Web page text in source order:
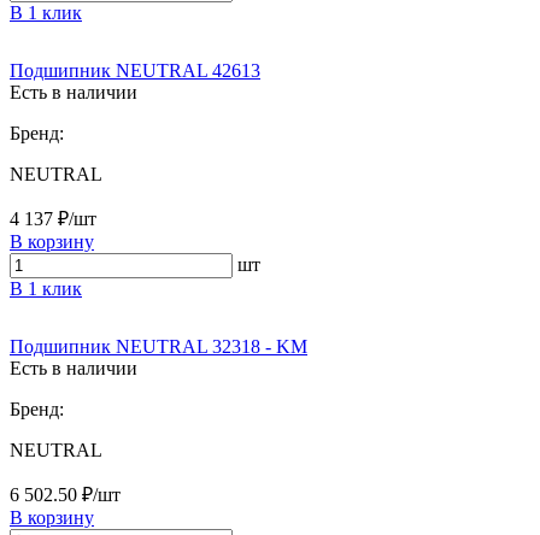
В 1 клик
Подшипник NEUTRAL 42613
Есть в наличии
Бренд:
NEUTRAL
4 137 ₽/шт
В корзину
шт
В 1 клик
Подшипник NEUTRAL 32318 - KM
Есть в наличии
Бренд:
NEUTRAL
6 502.50 ₽/шт
В корзину